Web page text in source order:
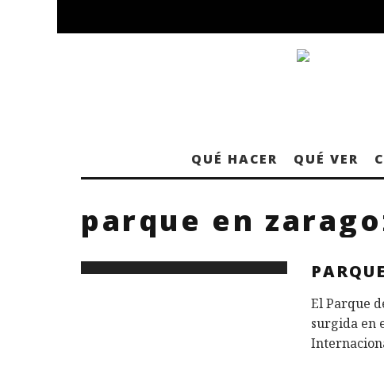
QUÉ HACER QUÉ VER
parque en
El Parque
surgida en